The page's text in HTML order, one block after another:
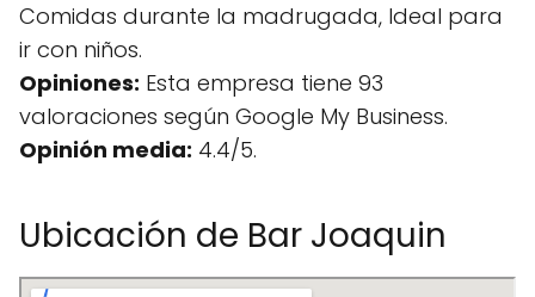
Comidas durante la madrugada, Ideal para
ir con niños.
Opiniones: Esta empresa tiene 93
valoraciones según Google My Business.
Opinión media: 4.4/5.
Ubicación de Bar Joaquin